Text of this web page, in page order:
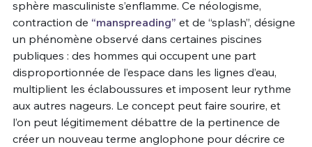
sphère masculiniste s’enflamme. Ce néologisme,
contraction de “manspreading” et de “splash”, désigne
un phénomène observé dans certaines piscines
publiques : des hommes qui occupent une part
disproportionnée de l’espace dans les lignes d’eau,
multiplient les éclaboussures et imposent leur rythme
aux autres nageurs. Le concept peut faire sourire, et
l’on peut légitimement débattre de la pertinence de
créer un nouveau terme anglophone pour décrire ce
C'EST PARTI